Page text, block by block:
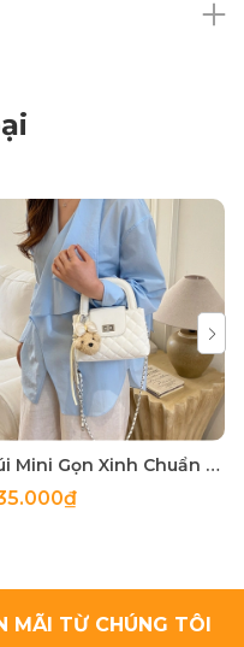
Túi Mini Gọn Xinh Chuẩn Gu - tt260518
MÃI TỪ CHÚNG TÔI